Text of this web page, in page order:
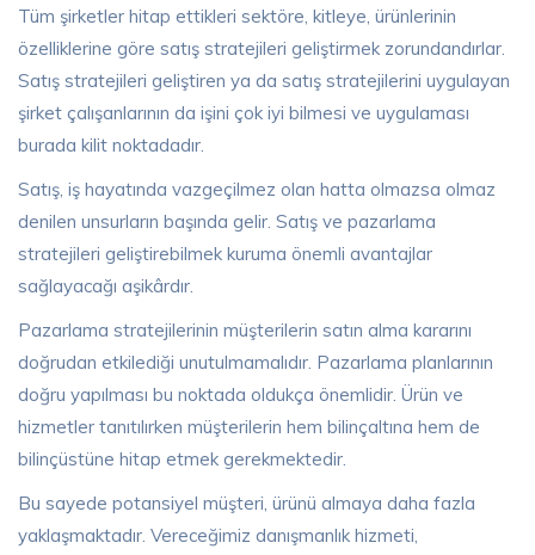
Tüm şirketler hitap ettikleri sektöre, kitleye, ürünlerinin
özelliklerine göre satış stratejileri geliştirmek zorundandırlar.
Satış stratejileri geliştiren ya da satış stratejilerini uygulayan
şirket çalışanlarının da işini çok iyi bilmesi ve uygulaması
burada kilit noktadadır.
Satış, iş hayatında vazgeçilmez olan hatta olmazsa olmaz
denilen unsurların başında gelir. Satış ve pazarlama
stratejileri geliştirebilmek kuruma önemli avantajlar
sağlayacağı aşikârdır.
Pazarlama stratejilerinin müşterilerin satın alma kararını
doğrudan etkilediği unutulmamalıdır. Pazarlama planlarının
doğru yapılması bu noktada oldukça önemlidir. Ürün ve
hizmetler tanıtılırken müşterilerin hem bilinçaltına hem de
bilinçüstüne hitap etmek gerekmektedir.
Bu sayede potansiyel müşteri, ürünü almaya daha fazla
yaklaşmaktadır. Vereceğimiz danışmanlık hizmeti,